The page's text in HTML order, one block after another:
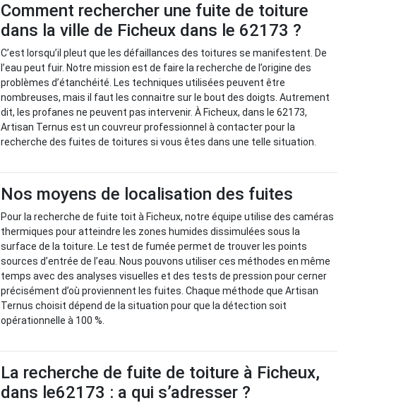
Comment rechercher une fuite de toiture
dans la ville de Ficheux dans le 62173 ?
C’est lorsqu’il pleut que les défaillances des toitures se manifestent. De
l’eau peut fuir. Notre mission est de faire la recherche de l’origine des
problèmes d’étanchéité. Les techniques utilisées peuvent être
nombreuses, mais il faut les connaitre sur le bout des doigts. Autrement
dit, les profanes ne peuvent pas intervenir. À Ficheux, dans le 62173,
Artisan Ternus est un couvreur professionnel à contacter pour la
recherche des fuites de toitures si vous êtes dans une telle situation.
Nos moyens de localisation des fuites
Pour la recherche de fuite toit à Ficheux, notre équipe utilise des caméras
thermiques pour atteindre les zones humides dissimulées sous la
surface de la toiture. Le test de fumée permet de trouver les points
sources d’entrée de l’eau. Nous pouvons utiliser ces méthodes en même
temps avec des analyses visuelles et des tests de pression pour cerner
précisément d’où proviennent les fuites. Chaque méthode que Artisan
Ternus choisit dépend de la situation pour que la détection soit
opérationnelle à 100 %.
La recherche de fuite de toiture à Ficheux,
dans le62173 : a qui s’adresser ?